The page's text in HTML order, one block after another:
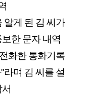
알게 된 김 씨가
한 문자 내역
화한 통화기록
라며 김 씨를 설